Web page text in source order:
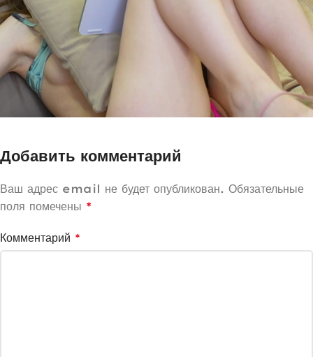
Добавить комментарий
Ваш адрес email не будет опубликован. Обязательные
поля помечены *
Комментарий *